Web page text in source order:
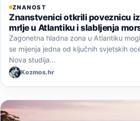
ZNANOST
Znanstvenici otkrili poveznicu
mrlje u Atlantiku i slabljenja
Zagonetna hladna zona u Atlantiku
se mijenja jedna od ključnih svjetskih
Nova studija…
Kozmos.hr